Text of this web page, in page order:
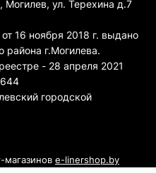
ул. Терехина д.7
16 ноября 2018 г. выдано
района г.Могилева.
- 28 апреля 2021
городской
магазинов e-linershop.by